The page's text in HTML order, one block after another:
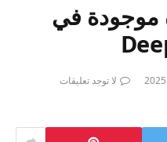
موجودة في
لا توجد تعليقات